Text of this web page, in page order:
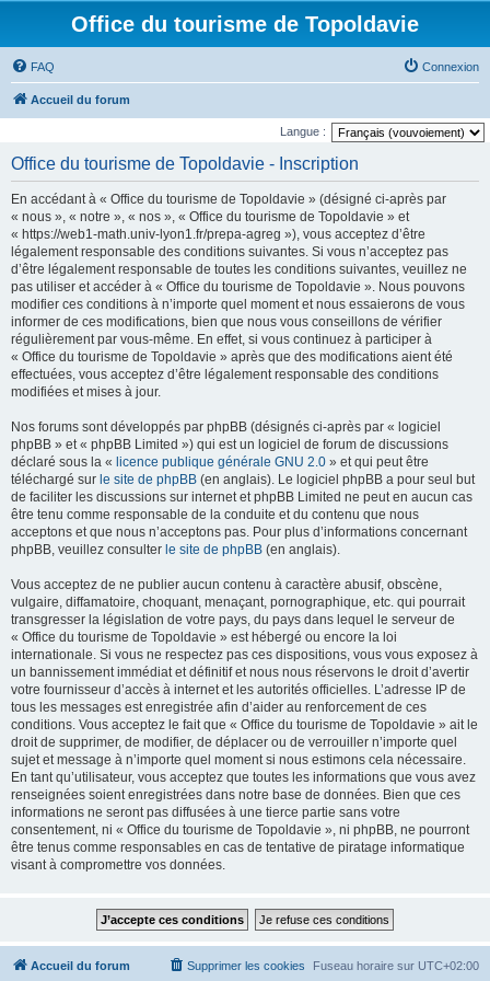
Office du tourisme de Topoldavie
FAQ Connexion
Accueil du forum
Langue :
Office du tourisme de Topoldavie - Inscription
En accédant à « Office du tourisme de Topoldavie » (désigné ci-après par
« nous », « notre », « nos », « Office du tourisme de Topoldavie » et
« https://web1-math.univ-lyon1.fr/prepa-agreg »), vous acceptez d’être
légalement responsable des conditions suivantes. Si vous n’acceptez pas
d’être légalement responsable de toutes les conditions suivantes, veuillez ne
pas utiliser et accéder à « Office du tourisme de Topoldavie ». Nous pouvons
modifier ces conditions à n’importe quel moment et nous essaierons de vous
informer de ces modifications, bien que nous vous conseillons de vérifier
régulièrement par vous-même. En effet, si vous continuez à participer à
« Office du tourisme de Topoldavie » après que des modifications aient été
effectuées, vous acceptez d’être légalement responsable des conditions
modifiées et mises à jour.
Nos forums sont développés par phpBB (désignés ci-après par « logiciel
phpBB » et « phpBB Limited ») qui est un logiciel de forum de discussions
déclaré sous la « licence publique générale GNU 2.0 » et qui peut être
téléchargé sur le site de phpBB (en anglais). Le logiciel phpBB a pour seul but
de faciliter les discussions sur internet et phpBB Limited ne peut en aucun cas
être tenu comme responsable de la conduite et du contenu que nous
acceptons et que nous n’acceptons pas. Pour plus d’informations concernant
phpBB, veuillez consulter le site de phpBB (en anglais).
Vous acceptez de ne publier aucun contenu à caractère abusif, obscène,
vulgaire, diffamatoire, choquant, menaçant, pornographique, etc. qui pourrait
transgresser la législation de votre pays, du pays dans lequel le serveur de
« Office du tourisme de Topoldavie » est hébergé ou encore la loi
internationale. Si vous ne respectez pas ces dispositions, vous vous exposez à
un bannissement immédiat et définitif et nous nous réservons le droit d’avertir
votre fournisseur d’accès à internet et les autorités officielles. L’adresse IP de
tous les messages est enregistrée afin d’aider au renforcement de ces
conditions. Vous acceptez le fait que « Office du tourisme de Topoldavie » ait le
droit de supprimer, de modifier, de déplacer ou de verrouiller n’importe quel
sujet et message à n’importe quel moment si nous estimons cela nécessaire.
En tant qu’utilisateur, vous acceptez que toutes les informations que vous avez
renseignées soient enregistrées dans notre base de données. Bien que ces
informations ne seront pas diffusées à une tierce partie sans votre
consentement, ni « Office du tourisme de Topoldavie », ni phpBB, ne pourront
être tenus comme responsables en cas de tentative de piratage informatique
visant à compromettre vos données.
Accueil du forum Fuseau horaire sur UTC+02:00
Supprimer les cookies